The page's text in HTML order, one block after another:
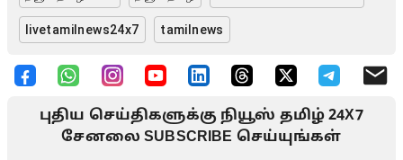
livetamilnews24x7 tamilnews
புதிய செய்திகளுக்கு நியூஸ் தமிழ் 24X7
சேனலை SUBSCRIBE செய்யுங்கள்